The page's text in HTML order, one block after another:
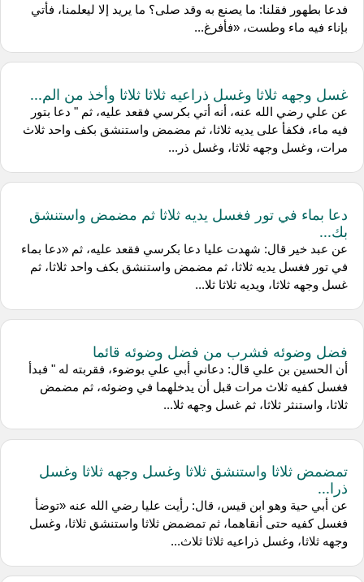
فدعا بطهور فقلنا: ما يصنع به وقد صلى؟ ما يريد إلا ليعلمنا، فأتي
بإناء فيه ماء وطست، «فأفرغ...
غسل وجهه ثلاثا وغسل ذراعيه ثلاثا ثلاثا وأخذ من الم...
عن علي رضي الله عنه، أنه أتي بكرسي فقعد عليه، ثم " دعا بتور
فيه ماء، فكفأ على يديه ثلاثا، ثم مضمض واستنشق بكف واحد ثلاث
مرات، وغسل وجهه ثلاثا، وغسل ذر...
دعا بماء في تور فغسل يديه ثلاثا ثم مضمض واستنشق
بك...
عن عبد خير قال: شهدت عليا دعا بكرسي فقعد عليه، ثم «دعا بماء
في تور فغسل يديه ثلاثا، ثم مضمض واستنشق بكف واحد ثلاثا، ثم
غسل وجهه ثلاثا، ويديه ثلاثا ثلا...
فضل وضوئه فشرب من فضل وضوئه قائما
أن الحسين بن علي قال: دعاني أبي علي بوضوء، فقربته له " فبدأ
فغسل كفيه ثلاث مرات قبل أن يدخلهما في وضوئه، ثم مضمض
ثلاثا، واستنثر ثلاثا، ثم غسل وجهه ثلا...
تمضمض ثلاثا واستنشق ثلاثا وغسل وجهه ثلاثا وغسل
ذرا...
عن أبي حية وهو ابن قيس، قال: رأيت عليا رضي الله عنه «توضأ
فغسل كفيه حتى أنقاهما، ثم تمضمض ثلاثا واستنشق ثلاثا، وغسل
وجهه ثلاثا، وغسل ذراعيه ثلاثا ثلاث...